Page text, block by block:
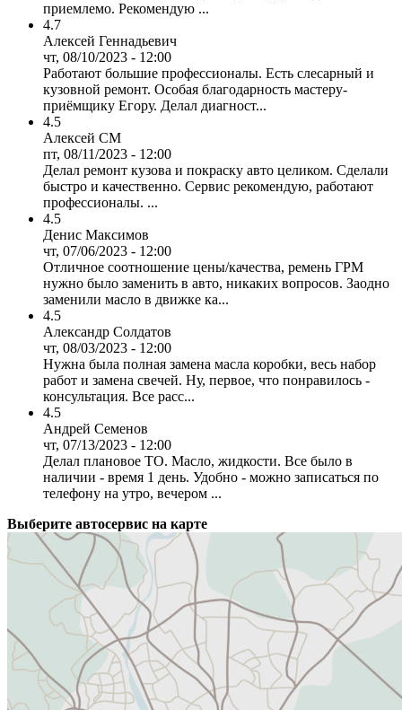
приемлемо. Рекомендую ...
4.7
Алексей Геннадьевич
чт, 08/10/2023 - 12:00
Работают большие профессионалы. Есть слесарный и
кузовной ремонт. Особая благодарность мастеру-
приёмщику Егору. Делал диагност...
4.5
Алексей СМ
пт, 08/11/2023 - 12:00
Делал ремонт кузова и покраску авто целиком. Сделали
быстро и качественно. Сервис рекомендую, работают
профессионалы. ...
4.5
Денис Максимов
чт, 07/06/2023 - 12:00
Отличное соотношение цены/качества, ремень ГРМ
нужно было заменить в авто, никаких вопросов. Заодно
заменили масло в движке ка...
4.5
Александр Солдатов
чт, 08/03/2023 - 12:00
Нужна была полная замена масла коробки, весь набор
работ и замена свечей. Ну, первое, что понравилось -
консультация. Все расс...
4.5
Андрей Семенов
чт, 07/13/2023 - 12:00
Делал плановое ТО. Масло, жидкости. Все было в
наличии - время 1 день. Удобно - можно записаться по
телефону на утро, вечером ...
Выберите автосервис на карте